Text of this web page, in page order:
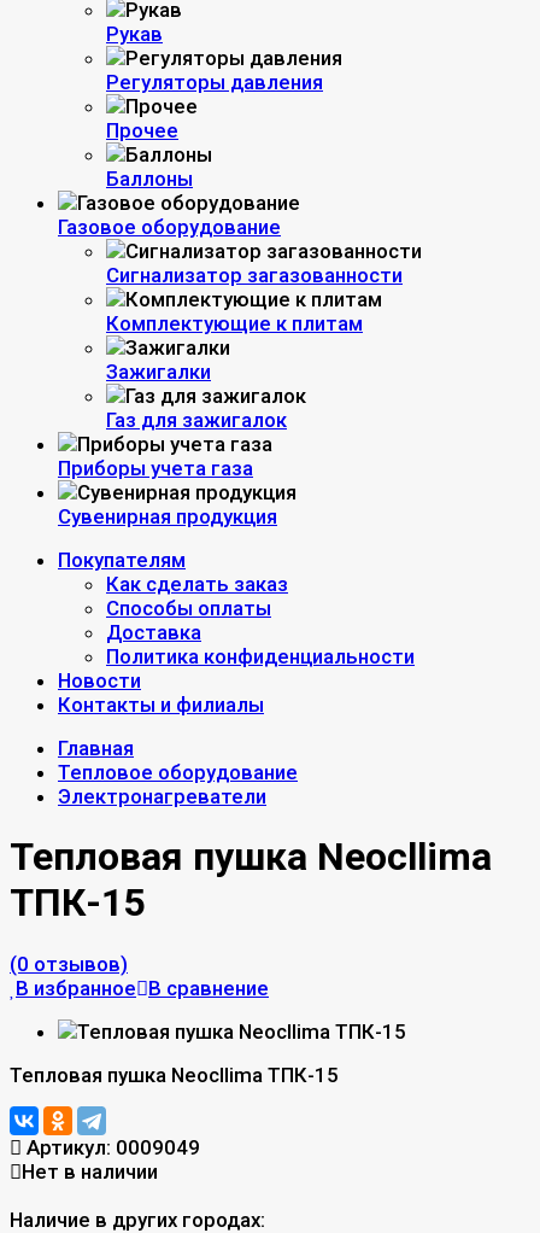
Рукав
Регуляторы давления
Прочее
Баллоны
Газовое оборудование
Сигнализатор загазованности
Комплектующие к плитам
Зажигалки
Газ для зажигалок
Приборы учета газа
Сувенирная продукция
Покупателям
Как сделать заказ
Способы оплаты
Доставка
Политика конфиденциальности
Новости
Контакты и филиалы
Главная
Тепловое оборудование
Электронагреватели
Тепловая пушка Neocllima
ТПК-15
(0 отзывов)
В избранное В сравнение
Тепловая пушка Neocllima ТПК-15
Артикул: 0009049
Нет в наличии
Наличие в других городах: